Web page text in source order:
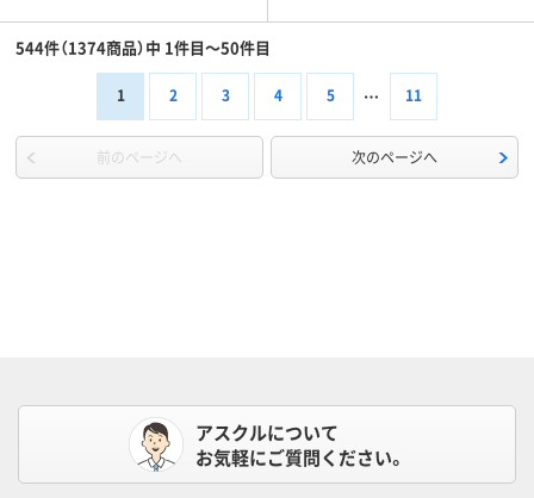
544件（1374商品）中 1件目～50件目
1 2 3 4 5 11
前のページへ 次のページへ
アスクルについて
お気軽にご質問ください。